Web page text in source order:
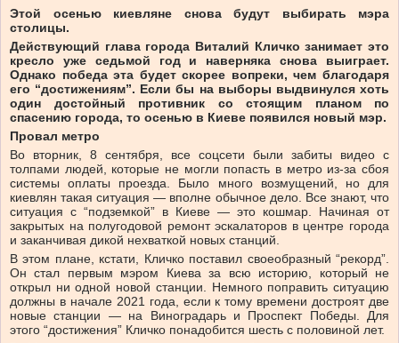
Этой осенью киевляне снова будут выбирать мэра
столицы.
Действующий глава города Виталий Кличко занимает это
кресло уже седьмой год и наверняка снова выиграет.
Однако победа эта будет скорее вопреки, чем благодаря
его “достижениям”. Если бы на выборы выдвинулся хоть
один достойный противник со стоящим планом по
спасению города, то осенью в Киеве появился новый мэр.
Провал метро
Во вторник, 8 сентября, все соцсети были забиты видео с
толпами людей, которые не могли попасть в метро из-за сбоя
системы оплаты проезда. Было много возмущений, но для
киевлян такая ситуация — вполне обычное дело. Все знают, что
ситуация с “подземкой” в Киеве — это кошмар. Начиная от
закрытых на полугодовой ремонт эскалаторов в центре города
и заканчивая дикой нехваткой новых станций.
В этом плане, кстати, Кличко поставил своеобразный “рекорд”.
Он стал первым мэром Киева за всю историю, который не
открыл ни одной новой станции. Немного поправить ситуацию
должны в начале 2021 года, если к тому времени достроят две
новые станции — на Виноградарь и Проспект Победы. Для
этого “достижения” Кличко понадобится шесть с половиной лет.